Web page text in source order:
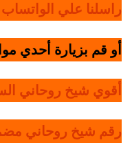
راسلنا علي الواتساب
أو قم بزيارة أحدي
أقوي شيخ روحاني
رقم شيخ روحاني